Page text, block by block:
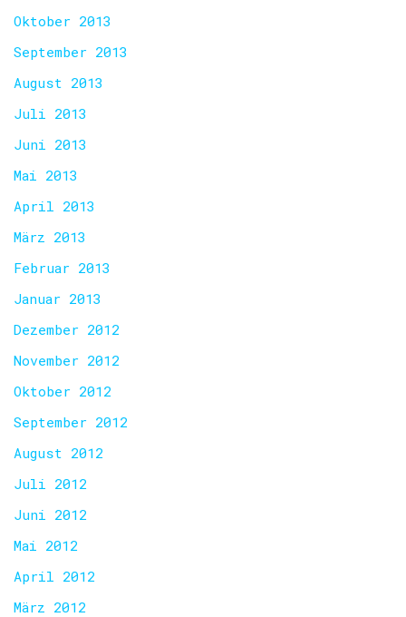
Oktober 2013
September 2013
August 2013
Juli 2013
Juni 2013
Mai 2013
April 2013
März 2013
Februar 2013
Januar 2013
Dezember 2012
November 2012
Oktober 2012
September 2012
August 2012
Juli 2012
Juni 2012
Mai 2012
April 2012
März 2012